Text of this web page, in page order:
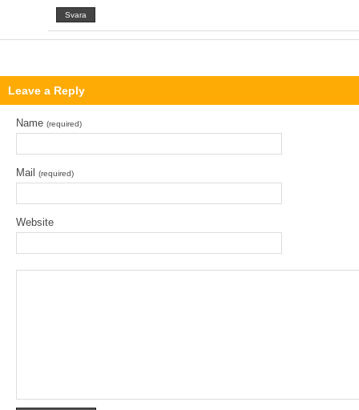
Svara
Leave a Reply
Name (required)
Mail (required)
Website